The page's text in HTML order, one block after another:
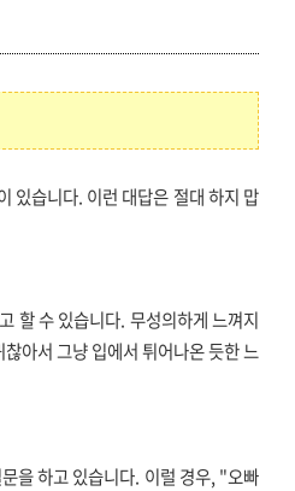
있습니다. 이런 대답은 절대 하지 맙
할 수 있습니다. 무성의하게 느껴지
아서 그냥 입에서 튀어나온 듯한 느
을 하고 있습니다. 이럴 경우, "오빠